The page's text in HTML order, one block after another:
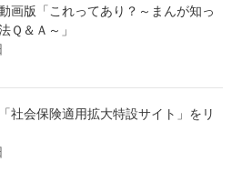
働省ウェブサイトにおいて、研修の
視聴するオリジナル動画、研修周
を公表しました。
構築を目指す改革の道筋（改革
議決定）において、「地域共生社会
研修の開発」が明記されたことを踏
の助言を踏まえながら開発を行っ
画版「これってあり？～まんが知っ
Ｑ＆Ａ～」
社会保険適用拡大特設サイト」をリ